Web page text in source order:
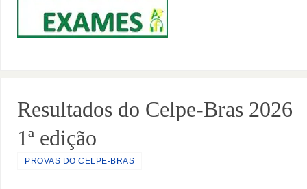
Resultados do Celpe-Bras 2026
1ª edição
PROVAS DO CELPE-BRAS